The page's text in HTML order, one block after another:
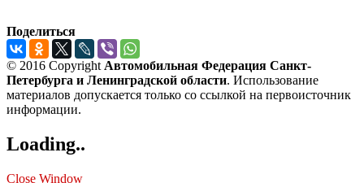
Поделиться
© 2016 Copyright Автомобильная Федерация Санкт-
Петербурга и Ленинградской области. Использование
материалов допускается только со ссылкой на первоисточник
информации.
Loading..
Close Window